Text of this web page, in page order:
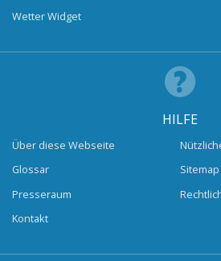
Wetter Widget
HILFE
Über diese Webseite
Glossar
Presseraum
Kontakt
Sitemap